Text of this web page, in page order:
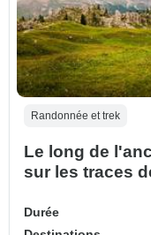
Randonnée et trek
Le long de
sur les traces
Durée